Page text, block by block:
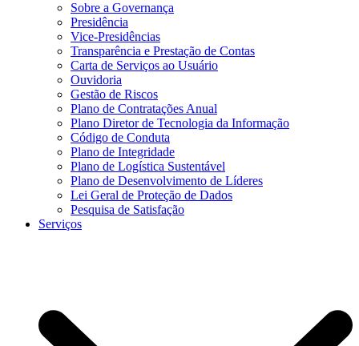
Sobre a Governança
Presidência
Vice-Presidências
Transparência e Prestação de Contas
Carta de Serviços ao Usuário
Ouvidoria
Gestão de Riscos
Plano de Contratações Anual
Plano Diretor de Tecnologia da Informação
Código de Conduta
Plano de Integridade
Plano de Logística Sustentável
Plano de Desenvolvimento de Líderes
Lei Geral de Proteção de Dados
Pesquisa de Satisfação
Serviços